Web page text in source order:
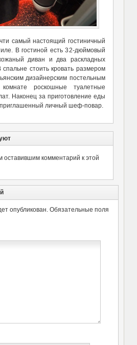
самый настоящий гостиничный
В гостиной есть 32-дюймовый
диван и два раскладных
стоить кровать размером
дизайнерским постельным
роскошные туалетные
Наконец за приготовление еды
приглашенный личный шеф-повар.
оставившим комментарий к этой
опубликован. Обязательные поля